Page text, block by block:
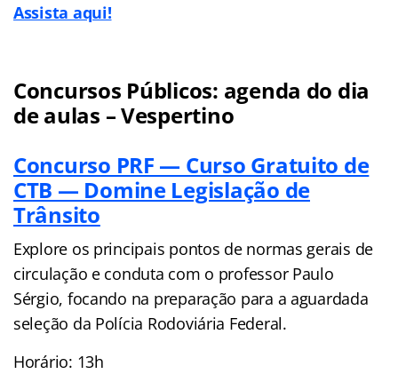
Assista aqui!
Concursos Públicos: agenda do dia
de aulas – Vespertino
Concurso PRF — Curso Gratuito de
CTB — Domine Legislação de
Trânsito
Explore os principais pontos de normas gerais de
circulação e conduta com o professor Paulo
Sérgio, focando na preparação para a aguardada
seleção da Polícia Rodoviária Federal.
Horário: 13h